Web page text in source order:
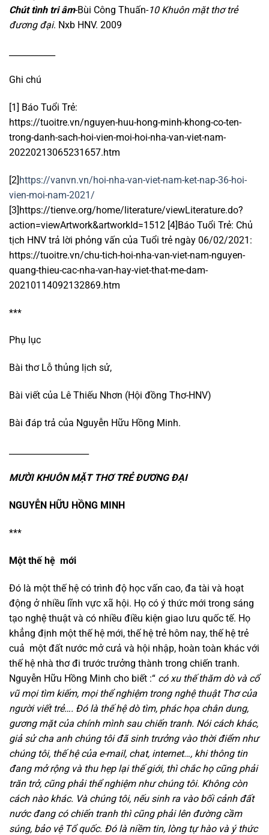
Chút tình tri âm-Bùi Công Thuấn-10 Khuôn mặt thơ trẻ
đương đại. Nxb HNV. 2009
Ghi chú
[1] Báo Tuổi Trẻ:
https://tuoitre.vn/nguyen-huu-hong-minh-khong-co-ten-
trong-danh-sach-hoi-vien-moi-hoi-nha-van-viet-nam-
20220213065231657.htm
[2]https://vanvn.vn/hoi-nha-van-viet-nam-ket-nap-36-hoi-
vien-moi-nam-2021/
[3]https://tienve.org/home/literature/viewLiterature.do?
action=viewArtwork&artworkId=1512 [4]Báo Tuổi Trẻ: Chủ
tịch HNV trả lời phỏng vấn của Tuổi trẻ ngày 06/02/2021:
https://tuoitre.vn/chu-tich-hoi-nha-van-viet-nam-nguyen-
quang-thieu-cac-nha-van-hay-viet-that-me-dam-
20210114092132869.htm
***
Phụ lục
Bài thơ Lỗ thủng lịch sử,
Bài viết của Lê Thiếu Nhơn (Hội đồng Thơ-HNV)
Bài đáp trả của Nguyễn Hữu Hồng Minh.
MƯỜI KHUÔN MẶT THƠ TRẺ ĐƯƠNG ĐẠI
NGUYỄN HỮU HỒNG MINH
***
Một thế hệ mới
Đó là một thế hệ có trình độ học vấn cao, đa tài và hoạt
động ở nhiều lĩnh vực xã hội. Họ có ý thức mới trong sáng
tạo nghệ thuật và có nhiều điều kiện giao lưu quốc tế. Họ
khẳng định một thế hệ mới, thế hệ trẻ hôm nay, thế hệ trẻ
cuả một đất nước mở cưả và hội nhập, hoàn toàn khác với
thế hệ nhà thơ đi trước trưởng thành trong chiến tranh.
Nguyễn Hữu Hồng Minh cho biết :“ có xu thế thăm dò và cổ
vũ mọi tìm kiếm, mọi thể nghiệm trong nghệ thuật Thơ của
người viết trẻ…. Đó là thế hệ dò tìm, phác họa chân dung,
gương mặt của chính mình sau chiến tranh. Nói cách khác,
giả sử cha anh chúng tôi đã sinh trưởng vào thời điểm như
chúng tôi, thế hệ của e-mail, chat, internet…, khi thông tin
đang mở rộng và thu hẹp lại thế giới, thì chắc họ cũng phải
trăn trở, cũng phải thể nghiệm như chúng tôi. Không còn
cách nào khác. Và chúng tôi, nếu sinh ra vào bối cảnh đất
nước đang có chiến tranh thì cũng phải lên đường cầm
súng, bảo vệ Tổ quốc. Đó là niềm tin, lòng tự hào và ý thức